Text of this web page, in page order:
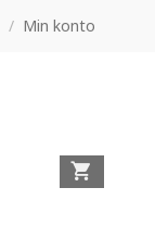
/ Min konto